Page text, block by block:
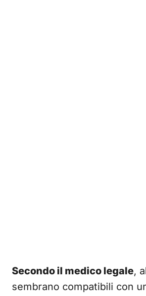
Secondo il medico legale,
sembrano compatibili con